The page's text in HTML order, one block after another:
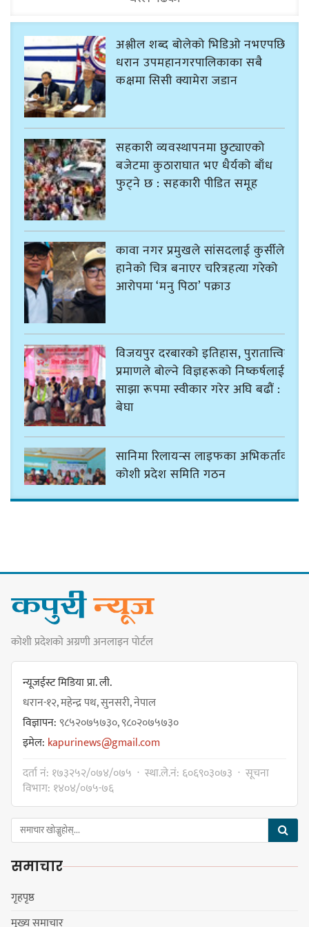
अश्लील शब्द बोलेको भिडिओ नभएपछि
धरान उपमहानगरपालिकाका सबै
कक्षमा सिसी क्यामेरा जडान
सहकारी व्यवस्थापनमा छुट्याएको
बजेटमा कुठाराघात भए धैर्यको बाँध
फुट्ने छ : सहकारी पीडित समूह
कावा नगर प्रमुखले सांसदलाई कुर्सीले
हानेको चित्र बनाएर चरित्रहत्या गरेको
आरोपमा ‘मनु पिठा’ पक्राउ
विजयपुर दरबारको इतिहास, पुरातात्त्विक
प्रमाणले बोल्ने विज्ञहरूको निष्कर्षलाई
साझा रूपमा स्वीकार गरेर अघि बढौं :
बेघा
सानिमा रिलायन्स लाइफका अभिकर्ताको
कोशी प्रदेश समिति गठन
फाइभस्टारको सुविधा
सङ्कटग्रस्त सहकारी व्यवस्थापनको रकम
बजेट नै अनिश्चित
कावा प्रमुखद्वारा अमर्यादित व्यवहारप्रति
आपत्ति, नगरसभा स्थगित भएकोमा
क्षमायाचना
कावा प्रमुखको जिद्दीपनले बजेटमा
कोशी प्रदेशको अग्रणी अनलाइन पोर्टल
न्यूजईस्ट मिडिया प्रा. ली.
धरान-१२, महेन्द्र पथ, सुनसरी, नेपाल
विज्ञापन:९८५२०७५७३०, ९८०२०७५७३०
इमेल: kapurinews@gmail.com
दर्ता नं: १७३२५२/०७४/०७५ · स्था.ले.नं: ६०६९०३०७३ · सूचना
विभाग: १४०४/०७५-७६
समाचार
गृहपृष्ठ